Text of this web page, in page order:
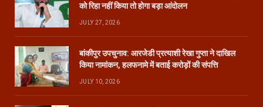
को रिहा नहीं किया तो होगा बड़ा आंदोलन
JULY 27, 2026
बांकीपुर उपचुनाव: आरजेडी प्रत्याशी रेखा गुप्ता ने दाखिल
किया नामांकन, हलफनामे में बताई करोड़ों की संपत्ति
JULY 10, 2026